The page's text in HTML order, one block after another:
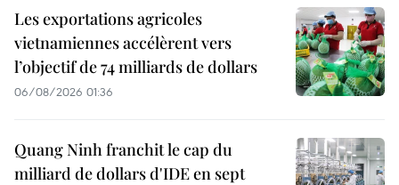
Les exportations agricoles
vietnamiennes accélèrent vers
l’objectif de 74 milliards de dollars
06/08/2026 01:36
Quang Ninh franchit le cap du
milliard de dollars d'IDE en sept